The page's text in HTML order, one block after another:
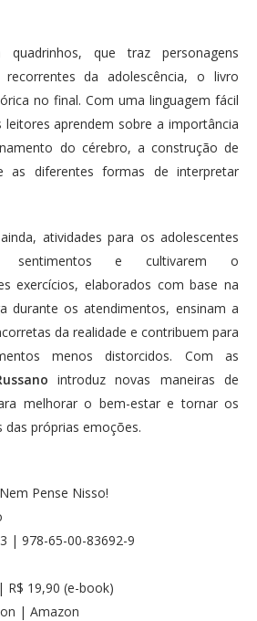
que traz personagens
da adolescência, o livro
no final. Com uma linguagem fácil
aprendem sobre a importância
do cérebro, a construção de
as diferentes formas de interpretar
atividades para os adolescentes
sentimentos e cultivarem o
exercícios, elaborados com base na
durante os atendimentos, ensinam a
da realidade e contribuem para
menos distorcidos. Com as
introduz novas maneiras de
melhorar o bem-estar e tornar os
das próprias emoções.
Pense Nisso!
| 978-65-00-83692-9
R$ 19,90 (e-book)
| Amazon